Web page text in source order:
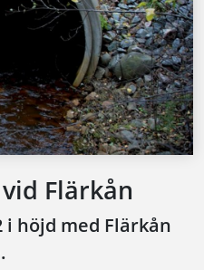
Flärkån
i höjd med Flärkån